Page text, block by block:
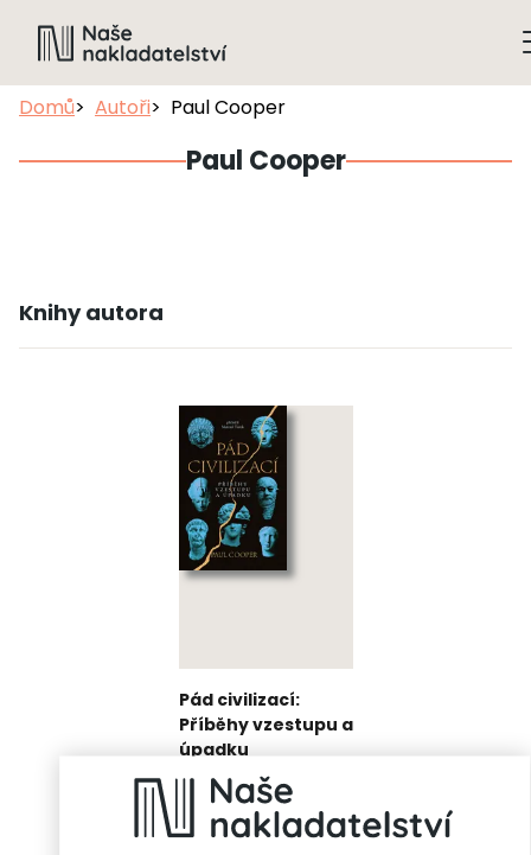
Domů Autoři Paul Cooper
Paul Cooper
Knihy autora
Pád civilizací:
Příběhy vzestupu a
úpadku
Paul Cooper